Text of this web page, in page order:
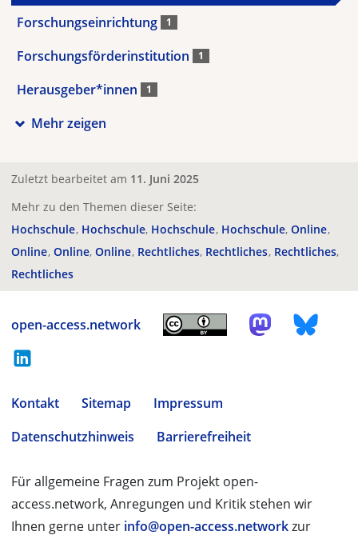
Forschungseinrichtung 1
Forschungsförderinstitution 1
Herausgeber*innen 1
Mehr zeigen
Zuletzt bearbeitet am 11. Juni 2025
Mehr zu den Themen dieser Seite:
Hochschule Hochschule Hochschule Hochschule Online
Online Online Online Rechtliches Rechtliches Rechtliches
Rechtliches
open-access.network
Kontakt Sitemap
Impressum
Datenschutzhinweis
Barrierefreiheit
Für allgemeine Fragen zum Projekt open-
access.network, Anregungen und Kritik stehen wir
Ihnen gerne unter info@open-access.networkzur